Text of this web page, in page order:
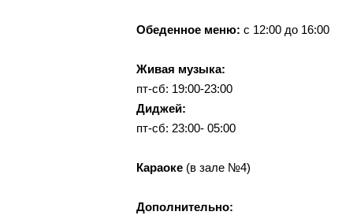
Обеденное меню: с 12:00 до 16:00
Живая музыка:
пт-сб: 19:00-23:00
Диджей:
пт-сб: 23:00- 05:00
Караоке (в зале №4)
Дополнительно: